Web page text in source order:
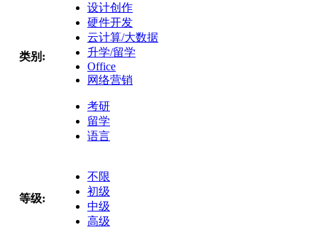
类别:
设计创作
硬件开发
云计算/大数据
升学/留学
Office
网络营销
考研
留学
语言
等级:
不限
初级
中级
高级